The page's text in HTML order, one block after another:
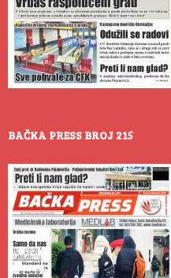
BAČKA PRESS BROJ 215